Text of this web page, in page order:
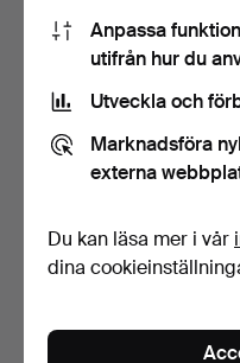
LARS ÖSTLING.
FÄLTLITOGRAFI, numrerad,
201…
7 dagar
Värdering
Anpassa
utifrån hur du
Utveckla och
Marknadsföra
externa
Du kan läsa mer i vår
dina